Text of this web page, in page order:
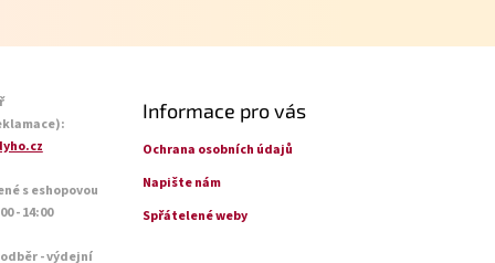
s eshopovou
- 14:00
- výdejní
Informace pro vás
Ochrana osobních údajů
Napište nám
Spřátelené weby